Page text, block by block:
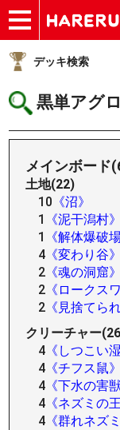
ショップ
買取
記事
デッキ検索
デッキ構築
選手一覧
店舗一覧
イベント
ヘルプ
お問い合わせ
デッキ検索
黒単アグ
メインボード
土地(22)
10 《沼》
1
《泥干潟村》
1
《解体爆破場
4 《変わり谷》
2 《魂の洞窟》
2 《ロークス
2 《見捨てら
クリーチャー
4 《しつこい
4 《チフス鼠》
4 《下水の害獣
4 《ネズミの
4 《群れネズミ